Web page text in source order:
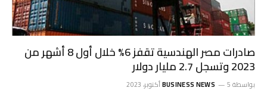
صادرات مصر الهندسية تقفز 6% خلال أول 8 أشهر من
2023 وتسجل 2.7 مليار دولار
بواسطة BUSINESS NEWS 5 أكتوبر، 2023